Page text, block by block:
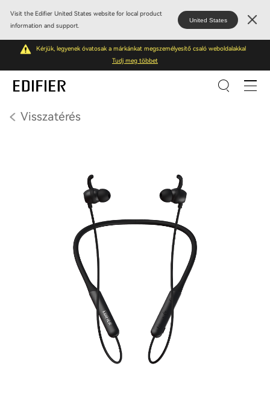
Visit the Edifier United States website for local product
information and support.
United States
Kérjük, legyenek óvatosak a márkánkat megszemélyesítő csaló weboldalakkal
Tudj meg többet
Visszatérés